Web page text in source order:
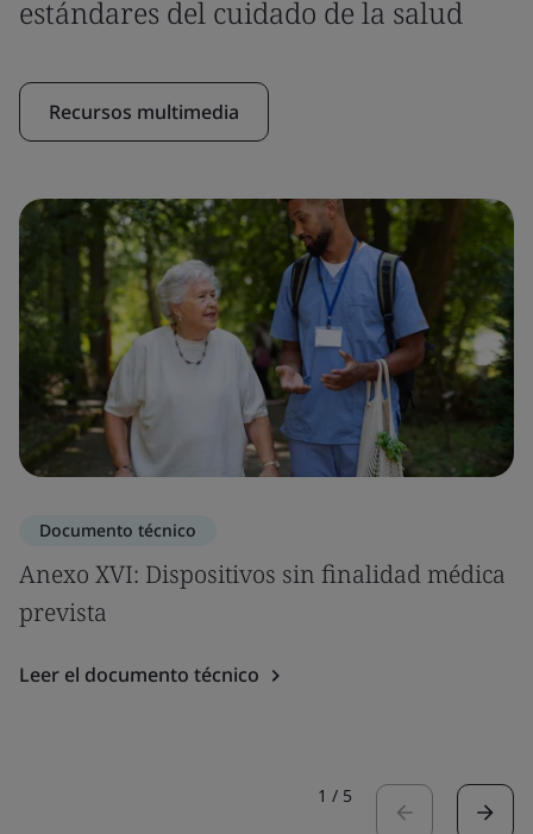
estándares del cuidado de la salud
Recursos multimedia
Documento técnico
Anexo XVI: Dispositivos sin finalidad médica
prevista
Leer el documento técnico
1 / 5